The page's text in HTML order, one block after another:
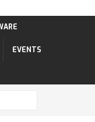
EVENTS